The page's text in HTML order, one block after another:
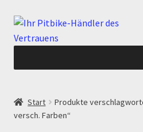
Zur
Navigation
Zum
Inhalt
ANGEBOTE AB-PITBIKE
Start
Produkte
versch. Farben“